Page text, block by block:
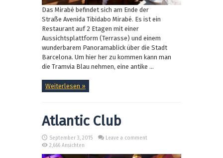
Das Mirabé befindet sich am Ende der
Straße Avenida Tibidabo Mirabé. Es ist ein
Restaurant auf 2 Etagen mit einer
Aussichtsplattform (Terrasse) und einem
wunderbarem Panoramablick über die Stadt
Barcelona. Um hier her zu kommen kann man
die Tramvia Blau nehmen, eine antike ...
Weiterlesen »
Atlantic Club
September 3, 2015
Leave a comment
2,666 Ansichten